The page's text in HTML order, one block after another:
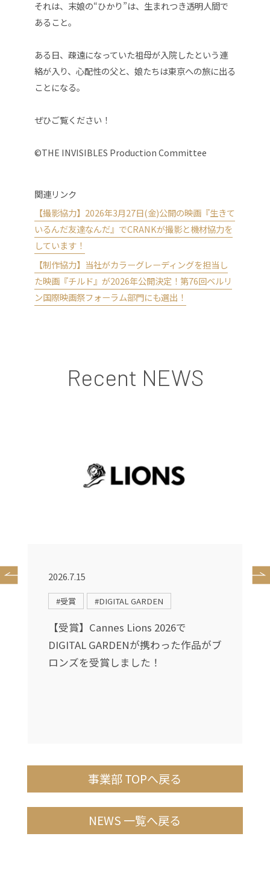
それは、末娘の“ひかり”は、生まれつき透明人間で
あること。
ある日、疎遠になっていた祖母が入院したという連
絡が入り、心配性の父と、娘たちは東京への旅に出る
ことになる。
ぜひご覧ください！
©THE INVISIBLES Production Committee
関連リンク
【撮影協力】2026年3月27日(金)公開の映画『生きて
いるんだ友達なんだ』でCRANKが撮影と機材協力を
しています！
【制作協力】当社がカラーグレーディングを担当し
た映画『チルド』が2026年公開決定！第76回ベルリ
ン国際映画祭フォーラム部門にも選出！
Recent NEWS
2026.7.15
#受賞 #DIGITAL GARDEN
【受賞】Cannes Lions 2026で
DIGITAL GARDENが携わった作品がブ
ロンズを受賞しました！
事業部 TOPへ戻る
NEWS 一覧へ戻る